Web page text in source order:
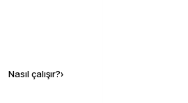
Nasıl çalışır?›